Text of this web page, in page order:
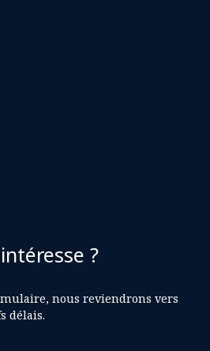
?
nous reviendrons vers
délais.